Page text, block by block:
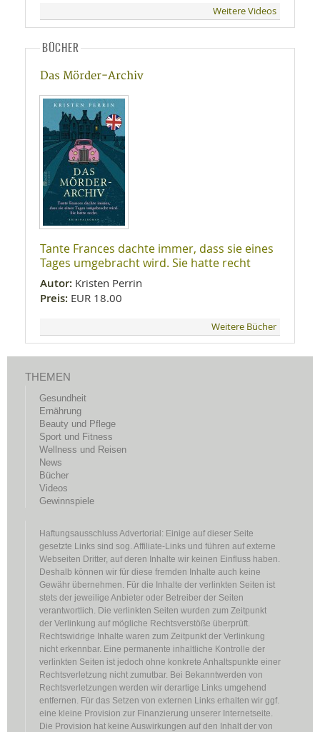
Weitere Videos
BÜCHER
Das Mörder-Archiv
Tante Frances dachte immer, dass sie eines
Tages umgebracht wird. Sie hatte recht
Autor: Kristen Perrin
Preis: EUR 18.00
Weitere Bücher
THEMEN
Gesundheit
Ernährung
Beauty und Pflege
Sport und Fitness
Wellness und Reisen
News
Bücher
Videos
Gewinnspiele
Haftungsausschluss Advertorial: Einige auf dieser Seite
gesetzte Links sind sog. Affiliate-Links und führen auf externe
Webseiten Dritter, auf deren Inhalte wir keinen Einfluss haben.
Deshalb können wir für diese fremden Inhalte auch keine
Gewähr übernehmen. Für die Inhalte der verlinkten Seiten ist
stets der jeweilige Anbieter oder Betreiber der Seiten
verantwortlich. Die verlinkten Seiten wurden zum Zeitpunkt
der Verlinkung auf mögliche Rechtsverstöße überprüft.
Rechtswidrige Inhalte waren zum Zeitpunkt der Verlinkung
nicht erkennbar. Eine permanente inhaltliche Kontrolle der
verlinkten Seiten ist jedoch ohne konkrete Anhaltspunkte einer
Rechtsverletzung nicht zumutbar. Bei Bekanntwerden von
Rechtsverletzungen werden wir derartige Links umgehend
entfernen. Für das Setzen von externen Links erhalten wir ggf.
eine kleine Provision zur Finanzierung unserer Internetseite.
Die Provision hat keine Auswirkungen auf den Inhalt der von